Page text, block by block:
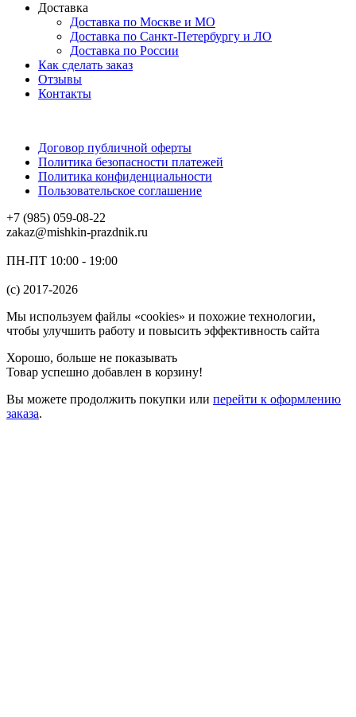
Доставка
Доставка по Москве и МО
Доставка по Санкт-Петербургу и ЛО
Доставка по России
Как сделать заказ
Отзывы
Контакты
Договор публичной оферты
Политика безопасности платежей
Политика конфиденциальности
Пользовательское соглашение
+7 (985) 059-08-22
zakaz@mishkin-prazdnik.ru
ПН-ПТ 10:00 - 19:00
(c) 2017-2026
Мы используем файлы «cookies» и похожие технологии,
чтобы улучшить работу и повысить эффективность сайта
Хорошо, больше не показывать
Товар успешно добавлен в корзину!
Вы можете продолжить покупки или перейти к оформлению
заказа.